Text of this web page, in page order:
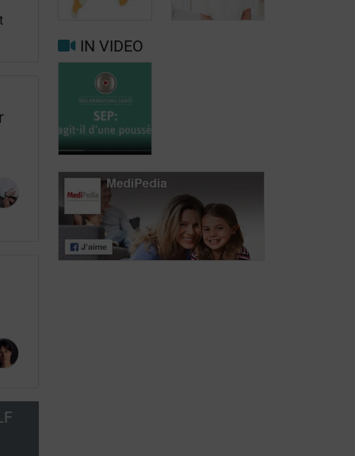
dymethylfumaraat
Natalizumab
(Tysabri®)
De invloed van
de
leefomgeving
op multiple
sclerose
IN VIDEO
MS: gaat het
om een
opstoot?